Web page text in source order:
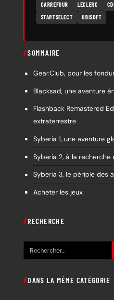
CARREFOUR
LECLERC
STARTSELECT
UBISOFT
SOMMAIRE
Gear.Club, pour les
Blacksad, une aventure
Flashback Remastered
extraterrestre
Syberia 1, une aventure
Syberia 2, à la
Syberia 3, le périple des
Acheter les jeux
RECHERCHE
e
h DANS LA MÊME CATÉGORIE